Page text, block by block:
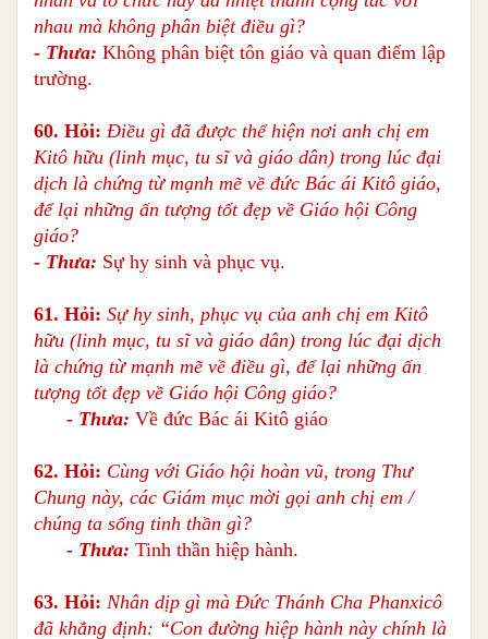
nhau mà không phân biệt điều gì?
- Thưa: Không phân biệt tôn giáo và quan điểm lập
trường.
60. Hỏi: Điều gì đã được thể hiện nơi anh chị em
Kitô hữu (linh mục, tu sĩ và giáo dân) trong lúc đại
dịch là chứng từ mạnh mẽ về đức Bác ái Kitô giáo,
để lại những ấn tượng tốt đẹp về Giáo hội Công
giáo?
- Thưa: Sự hy sinh và phục vụ.
61. Hỏi: Sự hy sinh, phục vụ của anh chị em Kitô
hữu (linh mục, tu sĩ và giáo dân) trong lúc đại dịch
là chứng từ mạnh mẽ về điều gì, để lại những ấn
tượng tốt đẹp về Giáo hội Công giáo?
- Thưa: Về đức Bác ái Kitô giáo
62. Hỏi: Cùng với Giáo hội hoàn vũ, trong Thư
Chung này, các Giám mục mời gọi anh chị em /
chúng ta sống tinh thần gì?
- Thưa: Tinh thần hiệp hành.
63. Hỏi: Nhân dịp gì mà Đức Thánh Cha Phanxicô
đã khẳng định: “Con đường hiệp hành này chính là